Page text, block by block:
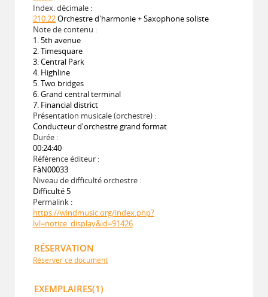
Index. décimale :
210.22Orchestre d'harmonie + Saxophone soliste
Note de contenu :
1. 5th avenue
2. Timesquare
3. Central Park
4. Highline
5. Two bridges
6. Grand central terminal
7. Financial district
Présentation musicale (orchestre) :
Conducteur d'orchestre grand format
Durée :
00:24:40
Référence éditeur :
FàN00033
Niveau de difficulté orchestre :
Difficulté 5
Permalink :
https://windmusic.org/index.php?
lvl=notice_display&id=91426
RÉSERVATION
Réserver ce document
EXEMPLAIRES(1)